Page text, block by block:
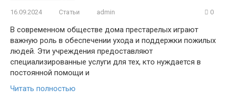
16.09.2024 Статьи admin 0
В современном обществе дома престарелых играют
важную роль в обеспечении ухода и поддержки пожилых
людей. Эти учреждения предоставляют
специализированные услуги для тех, кто нуждается в
постоянной помощи и
Читать полностью